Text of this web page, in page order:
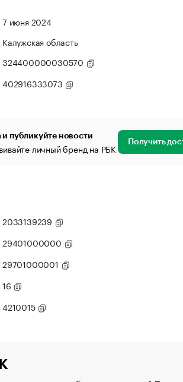
7 июня 2024
Калужская область
324400000030570
402916333073
публикуйте новости
личный бренд на РБК Получить
2033139239
29401000000
29701000001
16
4210015